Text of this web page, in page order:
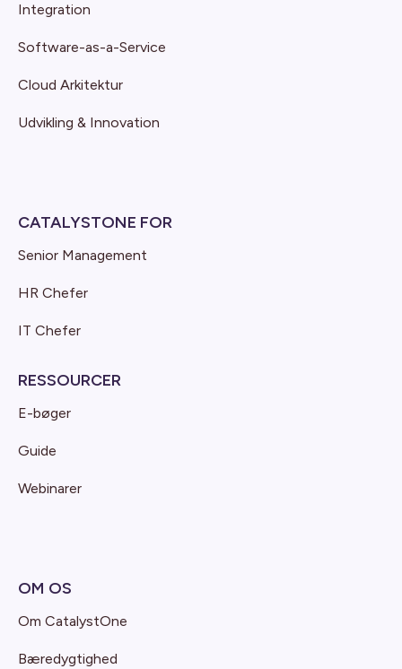
Integration
Software-as-a-Service
Cloud Arkitektur
Udvikling & Innovation
CATALYSTONE FOR
Senior Management
HR Chefer
IT Chefer
RESSOURCER
E-bøger
Guide
Webinarer
OM OS
Om CatalystOne
Bæredygtighed